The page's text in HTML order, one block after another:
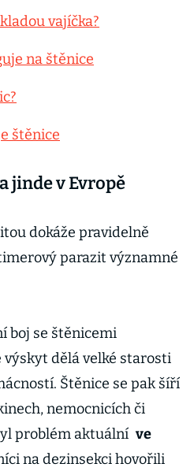
vajíčka?
na štěnice
štěnice
jinde v Evropě
dokáže pravidelně
parazit významné
boj se štěnicemi
výskyt dělá velké starosti
Štěnice se pak šíří
nemocnicích či
problém aktuální ve
na dezinsekci hovořili